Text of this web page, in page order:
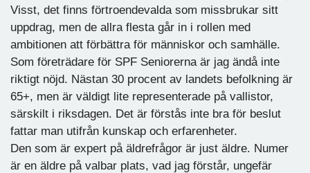
Visst, det finns förtroendevalda som missbrukar sitt
uppdrag, men de allra flesta går in i rollen med
ambitionen att förbättra för människor och samhälle.
Som företrädare för SPF Seniorerna är jag ändå inte
riktigt nöjd. Nästan 30 procent av landets befolkning är
65+, men är väldigt lite representerade på vallistor,
särskilt i riksdagen. Det är förstås inte bra för beslut
fattar man utifrån kunskap och erfarenheter.
Den som är expert på äldrefrågor är just äldre. Numer
är en äldre på valbar plats, vad jag förstår, ungefär